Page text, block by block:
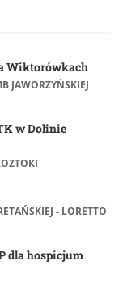
Wiktorówkach
JAWORZYŃSKIEJ
w Dolinie
- LORETTO
dla hospicjum